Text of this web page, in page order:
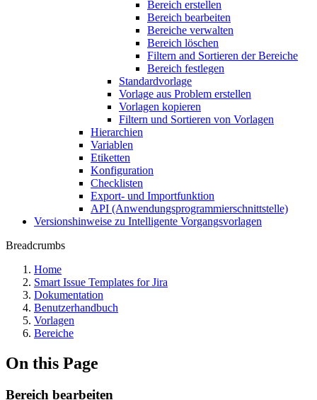
Bereich erstellen
Bereich bearbeiten
Bereiche verwalten
Bereich löschen
Filtern and Sortieren der Bereiche
Bereich festlegen
Standardvorlage
Vorlage aus Problem erstellen
Vorlagen kopieren
Filtern und Sortieren von Vorlagen
Hierarchien
Variablen
Etiketten
Konfiguration
Checklisten
Export- und Importfunktion
API (Anwendungsprogrammierschnittstelle)
Versionshinweise zu Intelligente Vorgangsvorlagen
Breadcrumbs
Home
Smart Issue Templates for Jira
Dokumentation
Benutzerhandbuch
Vorlagen
Bereiche
On this Page
Bereich bearbeiten